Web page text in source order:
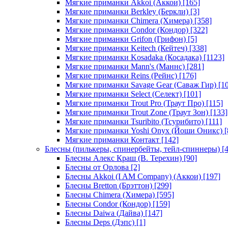
Мягкие приманки Akkoi (Аккои) [165]
Мягкие приманки Berkley (Беркли) [3]
Мягкие приманки Chimera (Химера) [358]
Мягкие приманки Condor (Кондор) [322]
Мягкие приманки Grifon (Грифон) [5]
Мягкие приманки Keitech (Кейтеч) [338]
Мягкие приманки Kosadaka (Косадака) [1123]
Мягкие приманки Mann's (Маннс) [281]
Мягкие приманки Reins (Рейнс) [176]
Мягкие приманки Savage Gear (Саваж Гир)
Мягкие приманки Select (Селект) [101]
Мягкие приманки Trout Pro (Траут Про) [115]
Мягкие приманки Trout Zone (Траут Зон) [133]
Мягкие приманки Tsuribito (Тсурибито) [111]
Мягкие приманки Yoshi Onyx (Йоши Оникс)
Мягкие приманки Контакт [142]
Блесны (пилькеры, спинербейты, тейл-спиннеры)
Блесны Алекс Краш (В. Терехин) [90]
Блесны от Орлова [2]
Блесны Akkoi (I AM Company) (Аккои) [197]
Блесны Bretton (Брэттон) [299]
Блесны Chimera (Химера) [595]
Блесны Condor (Кондор) [159]
Блесны Daiwa (Дайва) [147]
Блесны Deps (Дэпс) [1]